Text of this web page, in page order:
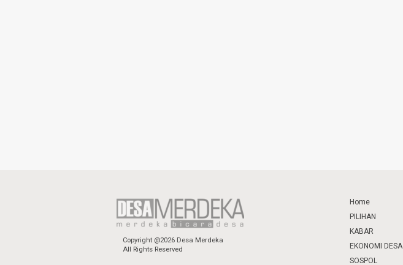
Copyright @2026 Desa Merdeka
All Rights Reserved
Home
PILIHAN
KABAR
EKONOMI DESA
SOSPOL